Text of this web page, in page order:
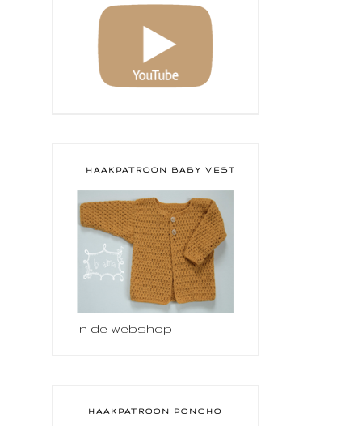
HAAKPATROON BABY VESTJE
in de webshop
HAAKPATROON PONCHO